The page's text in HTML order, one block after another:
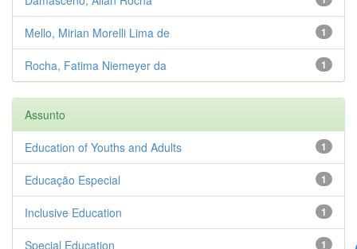
1
Mello, Mirian Morelli Lima de
1
Rocha, Fatima Niemeyer da
Assunto
1
Education of Youths and Adults
1
Educação Especial
1
Inclusive Education
1
Special Education